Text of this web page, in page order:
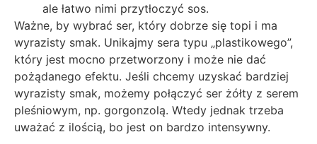
ale łatwo nimi przytłoczyć sos.
Ważne, by wybrać ser, który dobrze się topi i ma
wyrazisty smak. Unikajmy sera typu „plastikowego”,
który jest mocno przetworzony i może nie dać
pożądanego efektu. Jeśli chcemy uzyskać bardziej
wyrazisty smak, możemy połączyć ser żółty z serem
pleśniowym, np. gorgonzolą. Wtedy jednak trzeba
uważać z ilością, bo jest on bardzo intensywny.